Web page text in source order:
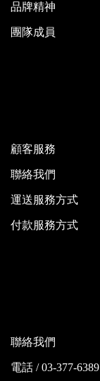
品牌精神
團隊成員
顧客服務
聯絡我們
運送服務方式
付款服務方式
聯絡我們
電話 / 03-377-6389